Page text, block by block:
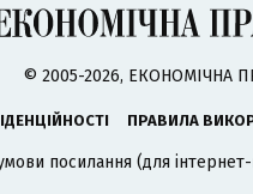
© 2005-2026, ЕКОНОМІЧНА
ПРАВИЛА
посилання (для